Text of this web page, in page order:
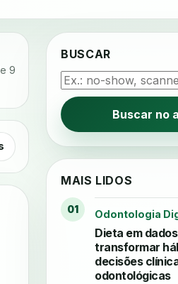
9
BUSCAR
Buscar no
MAIS LIDOS
01 Odontologia
Dieta em
transformar
decisões
odontológicas